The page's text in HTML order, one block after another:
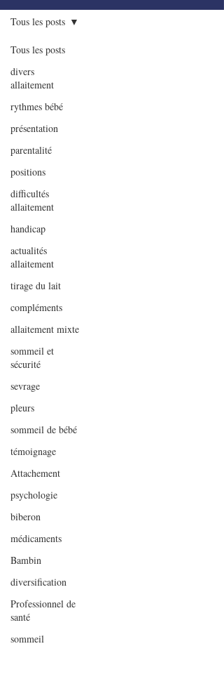
Tous les posts
divers
allaitement
rythmes bébé
présentation
parentalité
positions
difficultés
allaitement
handicap
actualités
allaitement
tirage du lait
compléments
allaitement mixte
sommeil et
sécurité
sevrage
pleurs
sommeil de bébé
témoignage
Attachement
psychologie
biberon
médicaments
Bambin
diversification
Professionnel de
santé
sommeil
Tous les posts